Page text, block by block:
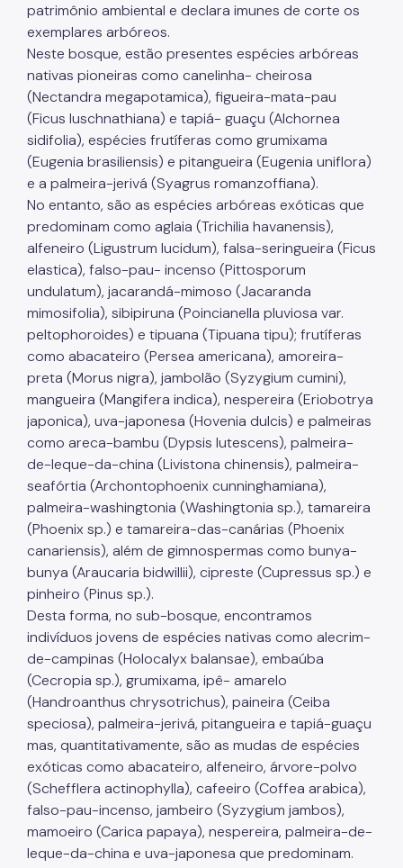
patrimônio ambiental e declara imunes de corte os
exemplares arbóreos.
Neste bosque, estão presentes espécies arbóreas
nativas pioneiras como canelinha- cheirosa
(Nectandra megapotamica), figueira-mata-pau
(Ficus luschnathiana) e tapiá- guaçu (Alchornea
sidifolia), espécies frutíferas como grumixama
(Eugenia brasiliensis) e pitangueira (Eugenia uniflora)
e a palmeira-jerivá (Syagrus romanzoffiana).
No entanto, são as espécies arbóreas exóticas que
predominam como aglaia (Trichilia havanensis),
alfeneiro (Ligustrum lucidum), falsa-seringueira (Ficus
elastica), falso-pau- incenso (Pittosporum
undulatum), jacarandá-mimoso (Jacaranda
mimosifolia), sibipiruna (Poincianella pluviosa var.
peltophoroides) e tipuana (Tipuana tipu); frutíferas
como abacateiro (Persea americana), amoreira-
preta (Morus nigra), jambolão (Syzygium cumini),
mangueira (Mangifera indica), nespereira (Eriobotrya
japonica), uva-japonesa (Hovenia dulcis) e palmeiras
como areca-bambu (Dypsis lutescens), palmeira-
de-leque-da-china (Livistona chinensis), palmeira-
seafórtia (Archontophoenix cunninghamiana),
palmeira-washingtonia (Washingtonia sp.), tamareira
(Phoenix sp.) e tamareira-das-canárias (Phoenix
canariensis), além de gimnospermas como bunya-
bunya (Araucaria bidwillii), cipreste (Cupressus sp.) e
pinheiro (Pinus sp.).
Desta forma, no sub-bosque, encontramos
indivíduos jovens de espécies nativas como alecrim-
de-campinas (Holocalyx balansae), embaúba
(Cecropia sp.), grumixama, ipê- amarelo
(Handroanthus chrysotrichus), paineira (Ceiba
speciosa), palmeira-jerivá, pitangueira e tapiá-guaçu
mas, quantitativamente, são as mudas de espécies
exóticas como abacateiro, alfeneiro, árvore-polvo
(Schefflera actinophylla), cafeeiro (Coffea arabica),
falso-pau-incenso, jambeiro (Syzygium jambos),
mamoeiro (Carica papaya), nespereira, palmeira-de-
leque-da-china e uva-japonesa que predominam.